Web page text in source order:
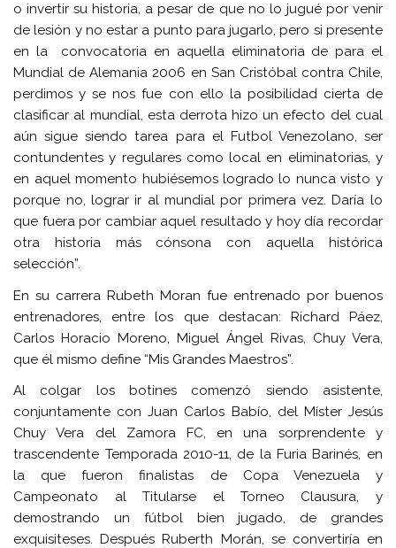
o invertir su historia, a pesar de que no lo jugué por venir
de lesión y no estar a punto para jugarlo, pero si presente
en la convocatoria en aquella eliminatoria de para el
Mundial de Alemania 2006 en San Cristóbal contra Chile,
perdimos y se nos fue con ello la posibilidad cierta de
clasificar al mundial, esta derrota hizo un efecto del cual
aún sigue siendo tarea para el Futbol Venezolano, ser
contundentes y regulares como local en eliminatorias, y
en aquel momento hubiésemos logrado lo nunca visto y
porque no, lograr ir al mundial por primera vez. Daría lo
que fuera por cambiar aquel resultado y hoy día recordar
otra historia más cónsona con aquella histórica
selección”.
En su carrera Rubeth Moran fue entrenado por buenos
entrenadores, entre los que destacan: Richard Páez,
Carlos Horacio Moreno, Miguel Ángel Rivas, Chuy Vera,
que él mismo define “Mis Grandes Maestros”.
Al colgar los botines comenzó siendo asistente,
conjuntamente con Juan Carlos Babío, del Míster Jesús
Chuy Vera del Zamora FC, en una sorprendente y
trascendente Temporada 2010-11, de la Furia Barinés, en
la que fueron finalistas de Copa Venezuela y
Campeonato al Titularse el Torneo Clausura, y
demostrando un fútbol bien jugado, de grandes
exquisiteses. Después Ruberth Morán, se convertiría en